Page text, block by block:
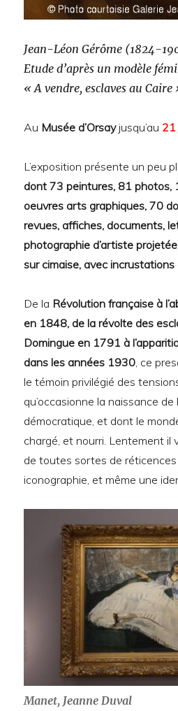
Jean-Léon Gérôme (1824-
Etude d’après un modèle
« A vendre, esclaves au
Au Musée d’Orsayjusqu’au
L’exposition présente un peu
dont 73 peintures, 81 photos,
oeuvres arts graphiques, 70
revues, affiches, documents,
photographie d’artiste projetée
sur cimaise, avec incrustations
De la Révolution française à
en 1848, de la révolte des
Domingue en 1791 à
dans les années 1930, ce
le témoin privilégié des
qu’occasionne la naissance
démocratique, et dont le
chargé, et nourri. Lentement il
de toutes sortes de réticences
iconographie, et même une
Manet, Jeanne Duval